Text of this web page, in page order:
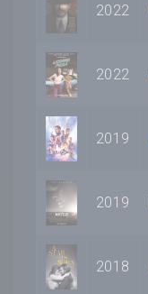
2022
2022
2019
2019
2018